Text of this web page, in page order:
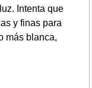
Intenta que
y finas para
más blanca,